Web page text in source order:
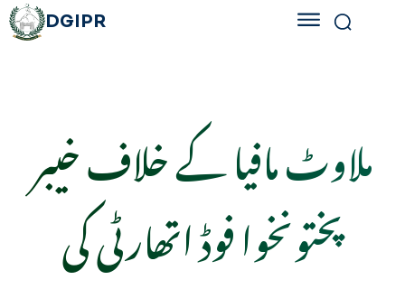
DGIPR
ملاوٹ مافیا کے خلاف خیبر
پختونخوا فوڈ اتھارٹی کی